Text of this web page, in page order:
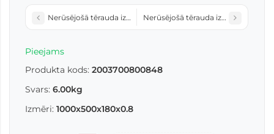
Nerūsējošā tērauda izlietne D7546H SATIN (virtuves izlietnes
Nerūsējošā tērauda izlietne 842 ar
Pieejams
Produkta kods: 2003700800848
Svars: 6.00kg
Izmēri: 1000x500x180x0.8